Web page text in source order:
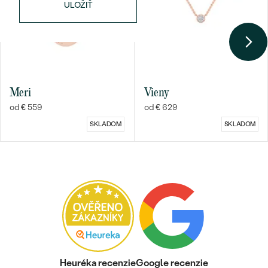
ULOŽIŤ
Meri
od € 559
SKLADOM
Vieny
od € 629
SKLADOM
Heuréka recenzieGoogle recenzie